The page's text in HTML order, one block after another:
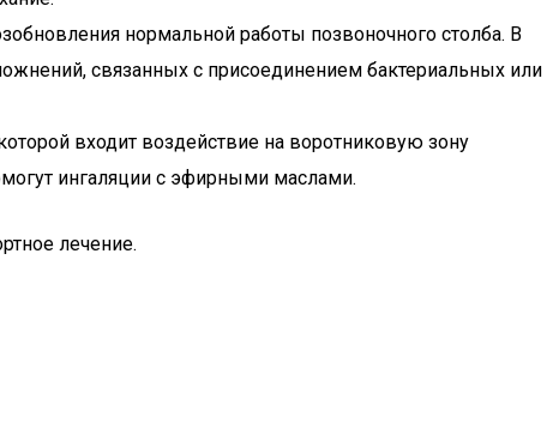
нормальной работы позвоночного столба. В
связанных с присоединением бактериальных или
входит воздействие на воротниковую зону
ингаляции с эфирными маслами.
лечение.